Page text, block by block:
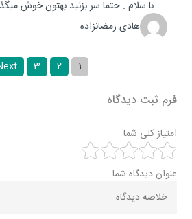
با سلام . حتما سر بزنید بهتون خوش
هادی رمضانزاده
1
2
3
فرم ثبت دیدگاه
امتیاز کلی شما
عنوان دیدگاه شما